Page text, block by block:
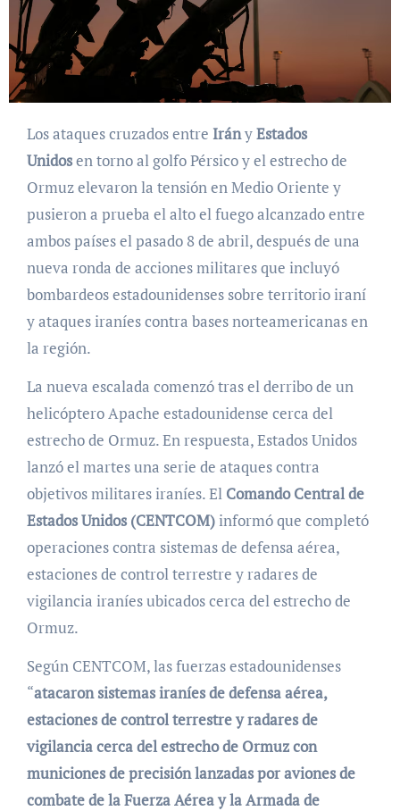
Los ataques cruzados entre IrányEstados
Unidosen torno al golfo Pérsico y el estrecho de
Ormuz elevaron la tensión en Medio Oriente y
pusieron a prueba el alto el fuego alcanzado entre
ambos países el pasado 8 de abril, después de una
nueva ronda de acciones militares que incluyó
bombardeos estadounidenses sobre territorio iraní
y ataques iraníes contra bases norteamericanas en
la región.
La nueva escalada comenzó tras el derribo de un
helicóptero Apache estadounidense cerca del
estrecho de Ormuz. En respuesta, Estados Unidos
lanzó el martes una serie de ataques contra
objetivos militares iraníes. El Comando Central de
Estados Unidos (CENTCOM)informó que completó
operaciones contra sistemas de defensa aérea,
estaciones de control terrestre y radares de
vigilancia iraníes ubicados cerca del estrecho de
Ormuz.
Según CENTCOM, las fuerzas estadounidenses
“atacaron sistemas iraníes de defensa aérea,
estaciones de control terrestre y radares de
vigilancia cerca del estrecho de Ormuz con
municiones de precisión lanzadas por aviones de
combate de la Fuerza Aérea y la Armada de